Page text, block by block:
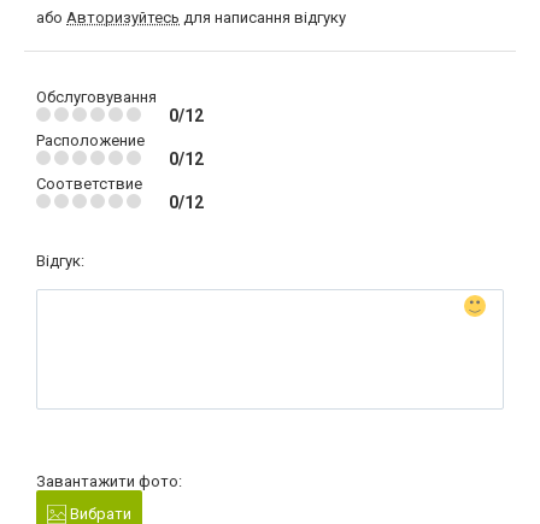
або Авторизуйтесь для написання відгуку
Обслуговування
0/12
Расположение
0/12
Соответствие
0/12
Відгук:
Завантажити фото:
Вибрати